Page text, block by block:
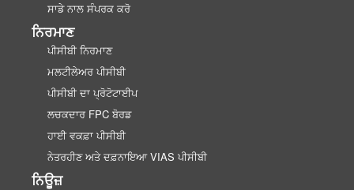
ਸਾਡੇ ਨਾਲ ਸੰਪਰਕ ਕਰੋ
ਨਿਰਮਾਣ
ਪੀਸੀਬੀ ਨਿਰਮਾਣ
ਮਲਟੀਲੇਅਰ ਪੀਸੀਬੀ
ਪੀਸੀਬੀ ਦਾ ਪ੍ਰੋਟੋਟਾਈਪ
ਲਚਕਦਾਰ FPC ਬੋਰਡ
ਹਾਈ ਵਕਫ਼ਾ ਪੀਸੀਬੀ
ਨੇਤਰਹੀਣ ਅਤੇ ਦਫ਼ਨਾਇਆ VIAS ਪੀਸੀਬੀ
ਨਿਊਜ਼